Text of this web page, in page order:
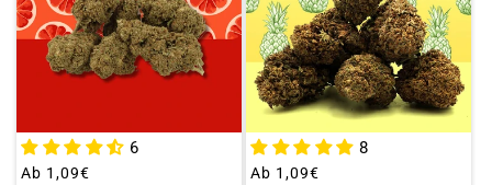
6
Üblicher
Ab 1,09€
8
Üblicher
Ab 1,09€